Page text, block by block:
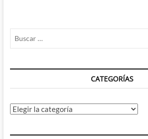
CATEGORÍAS
Categorías